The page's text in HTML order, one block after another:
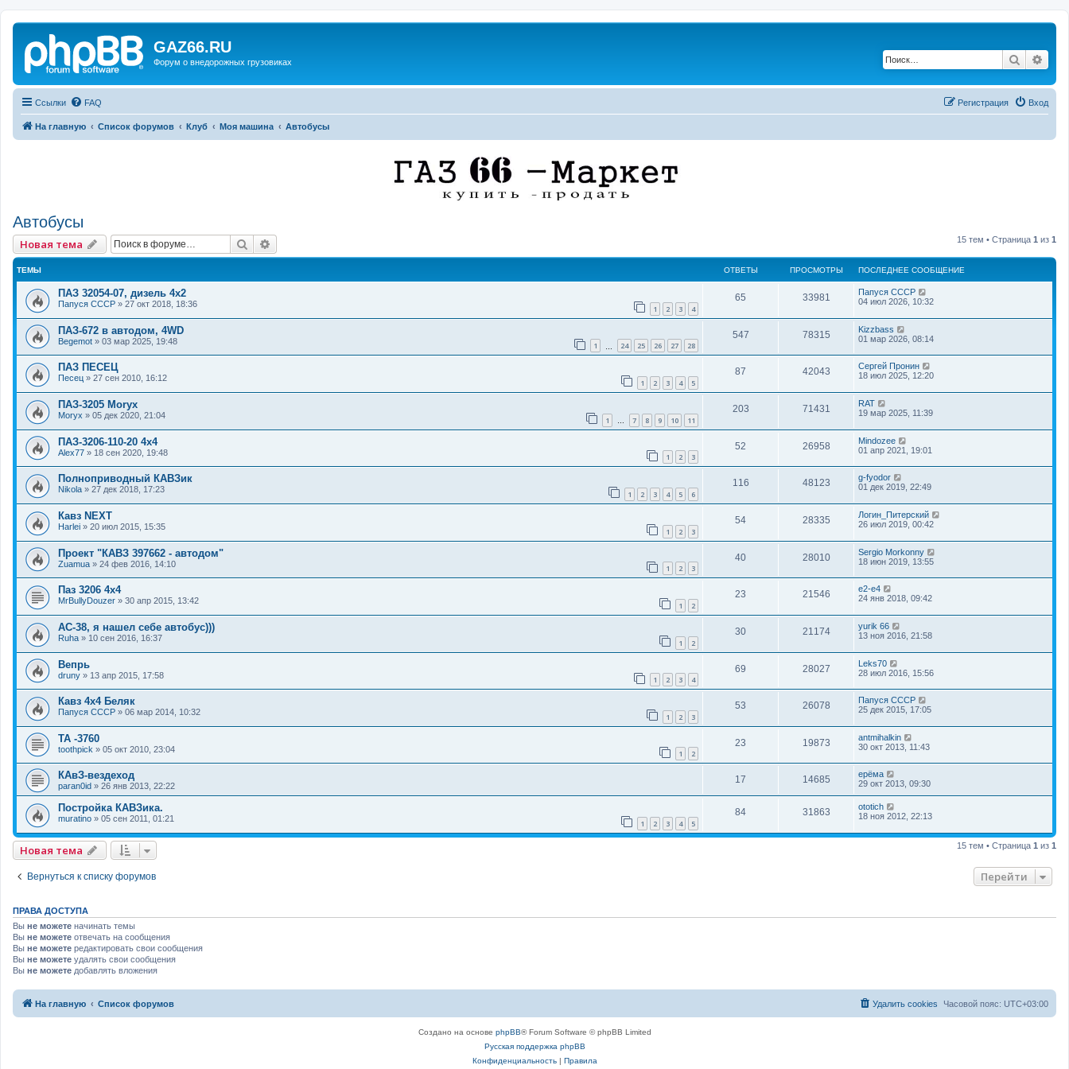
GAZ66.RU
Форум о внедорожных грузовиках Поиск
Ссылки FAQ Вход
Регистрация
На главную Список форумов Клуб Моя машина Автобусы
Автобусы
Новая тема Поиск 15 тем • Страница 1 из 1
ТЕМЫ ОТВЕТЫ ПРОСМОТРЫ ПОСЛЕДНЕЕ СООБЩЕНИЕ
ПАЗ 32054-07, дизель 4х2
Папуся СССР » 27 окт 2018, 18:36 1 2 3 4
65 33981
Папуся СССР
04 июл 2026, 10:32
ПАЗ-672 в автодом, 4WD
Begemot » 03 мар 2025, 19:48 1 24 25 26 27 28
547 78315
Kizzbass
01 мар 2026, 08:14
ПАЗ ПЕСЕЦ
Песец » 27 сен 2010, 16:12 1 2 3 4 5
87 42043
Сергей Пронин
18 июл 2025, 12:20
ПАЗ-3205 Moryx
Moryx » 05 дек 2020, 21:04 1 … 7 8 9 10 11
203 71431
RAT
19 мар 2025, 11:39
ПАЗ-3206-110-20 4х4
Alex77 » 18 сен 2020, 19:48 1 2 3
52 26958
Mindozee
01 апр 2021, 19:01
Полноприводный КАВЗик
Nikola » 27 дек 2018, 17:23 1 2 3 4 5 6
116 48123
g-fyodor
01 дек 2019, 22:49
Кавз NEXT
Harlei » 20 июл 2015, 15:35 1 2 3
54 28335
Логин_Питерский
26 июл 2019, 00:42
Проект "КАВЗ 397662 - автодом"
Zuamua » 24 фев 2016, 14:10 1 2 3
40 28010
Sergio Morkonny
18 июн 2019, 13:55
Паз 3206 4х4
MrBullyDouzer » 30 апр 2015, 13:42 1 2
23 21546
e2-e4
24 янв 2018, 09:42
АС-38, я нашел себе автобус)))
Ruha » 10 сен 2016, 16:37 1 2
30 21174
yurik 66
13 ноя 2016, 21:58
Вепрь
druny » 13 апр 2015, 17:58 1 2 3 4
69 28027
Leks70
28 июл 2016, 15:56
Кавз 4х4 Беляк
Папуся СССР » 06 мар 2014, 10:32 1 2 3
53 26078
Папуся СССР
25 дек 2015, 17:05
ТА -3760
toothpick » 05 окт 2010, 23:04 1 2
23 19873
antmihalkin
30 окт 2013, 11:43
КАвЗ-вездеход
paran0id » 26 янв 2013, 22:22
17 14685
ерёма
29 окт 2013, 09:30
Постройка КАВЗика.
muratino » 05 сен 2011, 01:21 1 2 3 4 5
84 31863
ototich
18 ноя 2012, 22:13
Новая тема 15 тем • Страница 1 из 1
Вернуться к списку форумов Перейти
ПРАВА ДОСТУПА
Вы не можете начинать темы
Вы не можете отвечать на сообщения
Вы не можете редактировать свои сообщения
Вы не можете удалять свои сообщения
Вы не можете добавлять вложения
На главную Список форумов Часовой пояс: UTC+03:00
Удалить cookies
Создано на основе phpBB® Forum Software © phpBB Limited
Русская поддержка phpBB
Конфиденциальность| Правила